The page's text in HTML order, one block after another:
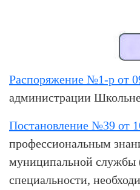
Распоряжение №1-р от
администрации
Постановление №39 от
профессиональным
муниципальной службы
специальности,